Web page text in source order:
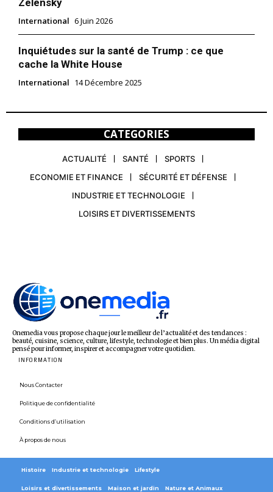
International 6 Juin 2026
Inquiétudes sur la santé de Trump : ce que
cache la White House
International 14 Décembre 2025
CATEGORIES
ACTUALITÉ SANTÉ
SPORTS
ECONOMIE ET FINANCE
SÉCURITÉ ET DÉFENSE
INDUSTRIE ET TECHNOLOGIE
LOISIRS ET DIVERTISSEMENTS
Onemedia vous propose chaque jour le meilleur de l’actualité et des tendances :
beauté, cuisine, science, culture, lifestyle, technologie et bien plus. Un média digital
pensé pour informer, inspirer et accompagner votre quotidien.
INFORMATION
Nous Contacter
Politique de confidentialité
Conditions d’utilisation
À propos de nous
Histoire Industrie et technologie Lifestyle
Loisirs et divertissements Maison et jardin Nature et Animaux